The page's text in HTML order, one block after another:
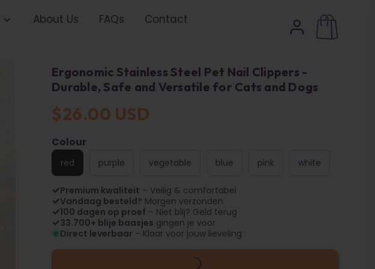
About Us FAQs Contact
Ergonomic Stainless Steel Pet Nail Clippers -
Durable, Safe and Versatile for Cats and Dogs
$26.00 USD
Colour
red purple vegetable blue pink white
Premium kwaliteit – Veilig & comfortabel
Vandaag besteld? Morgen verzonden
100 dagen op proef – Niet blij? Geld terug
33.700+ blije baasjes gingen je voor
Direct leverbaar – Klaar voor jouw lieveling